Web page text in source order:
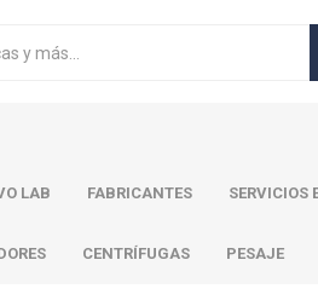
LAB FABRICANTES SERVICIOS
CENTRÍFUGAS PESAJE